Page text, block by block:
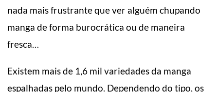
nada mais frustrante que ver alguém chupando
manga de forma burocrática ou de maneira
fresca…
Existem mais de 1,6 mil variedades da manga
espalhadas pelo mundo. Dependendo do tipo, os